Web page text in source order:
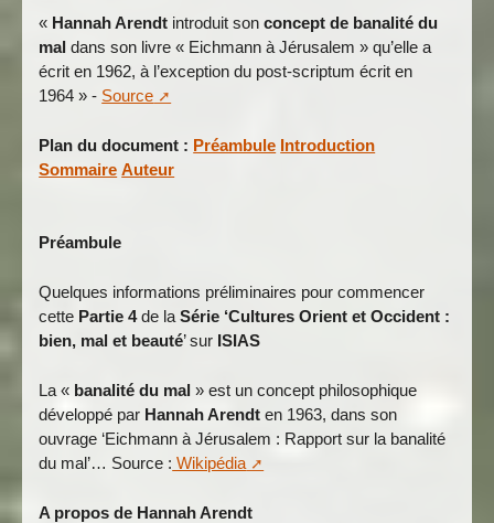
« Hannah Arendt introduit sonconcept de banalité du
mal dans son livre « Eichmann à Jérusalem » qu’elle a
écrit en 1962, à l’exception du post-scriptum écrit en
1964 » - Source
Plan du document : Préambule Introduction
Sommaire Auteur
Préambule
Quelques informations préliminaires pour commencer
cette Partie 4de laSérie ‘Cultures Orient et Occident :
bien, mal et beauté’ sur ISIAS
La « banalité du mal » est un concept philosophique
développé par Hannah Arendt en 1963, dans son
ouvrage ‘Eichmann à Jérusalem : Rapport sur la banalité
du mal’… Source : Wikipédia
A propos de Hannah Arendt